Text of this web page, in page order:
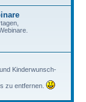
Kinderwunsch-
zu entfernen.